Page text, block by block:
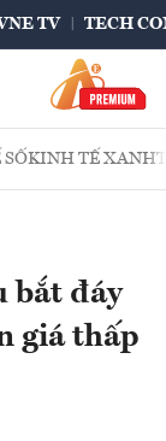
TV TECH
KINH TẾ XANH
bắt đáy
giá thấp